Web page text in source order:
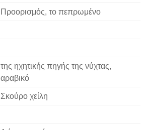
Προορισμός, το πεπρωμένο
της ηχητικής πηγής της νύχτας,
αραβικό
Σκούρο χείλη